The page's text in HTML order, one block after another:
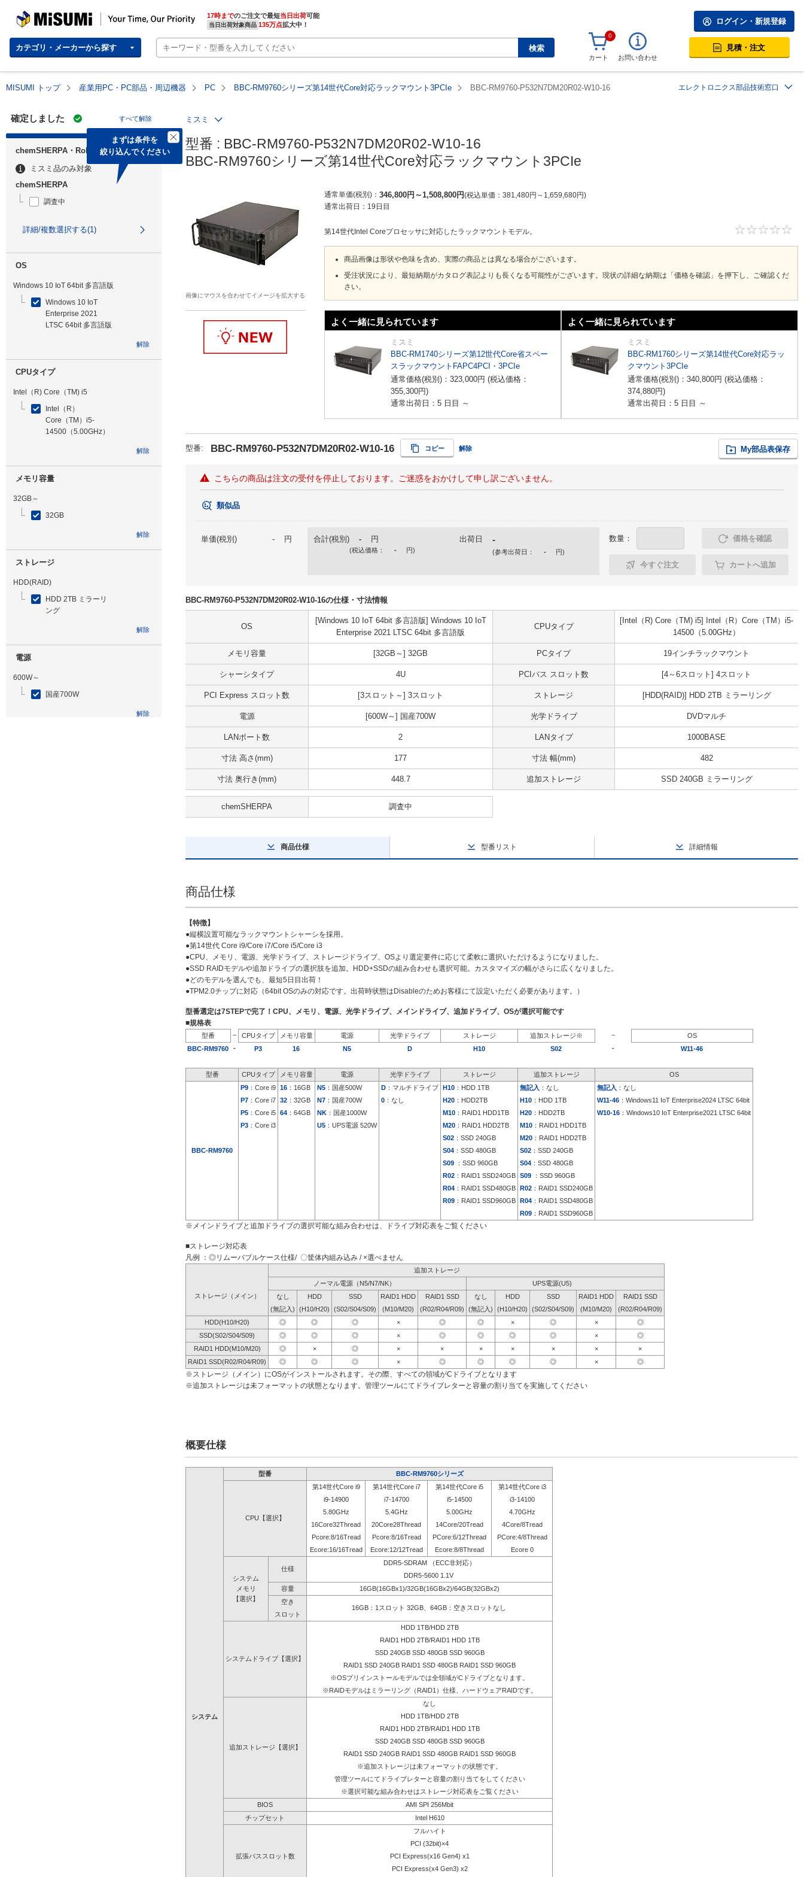
MISUMI | Your Time, Our Priority 17時までのご注文で最短当日出荷
当日出荷対象商品 135万点拡大中！
カテゴリ・メーカーから探す 検索
ログイン・新規登録
0
カート お問い合わせ
見積・注文
MISUMI トップ 産業用PC・PC部品・周辺機器 PC BBC-RM9760シリーズ第14世代Core対応ラックマウント3PCIe BBC-RM9760-P532N7DM20R02-W10-16 エレクトロニクス部品技術窓口
確定しました すべて解除
まずは条件を
絞り込んでください
chemSHERPA・RoHS
ミスミ品のみ対象
chemSHERPA
調査中
詳細/複数選択する(1)
OS
Windows 10 IoT 64bit 多言語版
Windows 10 IoT
Enterprise 2021
LTSC 64bit 多言語版
解除
CPUタイプ
Intel（R) Core（TM) i5
Intel（R）
Core（TM）i5-
14500（5.00GHz）
解除
メモリ容量
32GB～
32GB
解除
ストレージ
HDD(RAID)
HDD 2TB ミラーリ
ング
解除
電源
600W～
国産700W
解除
ミスミ
型番 : BBC-RM9760-P532N7DM20R02-W10-16
BBC-RM9760シリーズ第14世代Core対応ラックマウント3PCIe
画像にマウスを合わせてイメージを拡大する
通常単価(税別) 346,800円 ～1,508,800円 税込単価 381,480円 ～ 1,659,680円
通常出荷日： 19日目
第14世代Intel Coreプロセッサに対応したラックマウントモデル。
商品画像は形状や色味を含め、実際の商品とは異なる場合がございます。
受注状況により、最短納期がカタログ表記よりも長くなる可能性がございます。現状の詳細な納期は「価格を確認」を押下し、ご確認くだ
さい。
よく一緒に見られています
ミスミ
BBC-RM1740シリーズ第12世代Core省スペー
スラックマウントFAPC4PCI・3PCIe
通常価格(税別)： 323,000円 (税込価格：
355,300円)
通常出荷日：5 日目 ～
よく一緒に見られています
ミスミ
BBC-RM1760シリーズ第14世代Core対応ラッ
クマウント3PCIe
通常価格(税別)： 340,800円 (税込価格：
374,880円)
通常出荷日：5 日目 ～
型番: BBC-RM9760-P532N7DM20R02-W10-16 コピー 解除 My部品表保存
こちらの商品は注文の受付を停止しております。ご迷惑をおかけして申し訳ございません。
類似品
単価(税別) - 円 合計(税別) - 円
(税込価格： - 円)
出荷日 -
(参考出荷日： - 円)
数量： 価格を確認
今すぐ注文 カートへ追加
BBC-RM9760-P532N7DM20R02-W10-16の仕様・寸法情報
OS
[Windows 10 IoT 64bit 多言語版] Windows 10 IoT
Enterprise 2021 LTSC 64bit 多言語版
CPUタイプ
[Intel（R) Core（TM) i5] Intel（R）Core（TM）i5-
14500（5.00GHz）
メモリ容量 [32GB～] 32GB PCタイプ 19インチラックマウント
シャーシタイプ 4U PCIバス スロット数 [4～6スロット] 4スロット
PCI Express スロット数 [3スロット～] 3スロット ストレージ [HDD(RAID)] HDD 2TB ミラーリング
電源 [600W～] 国産700W 光学ドライブ DVDマルチ
LANポート数 2 LANタイプ 1000BASE
寸法 高さ(mm) 177 寸法 幅(mm) 482
寸法 奥行き(mm) 448.7 追加ストレージ SSD 240GB ミラーリング
chemSHERPA 調査中
商品仕様 型番リスト 詳細情報
商品仕様
【特徴】
●縦横設置可能なラックマウントシャーシを採用。
●第14世代 Core i9/Core i7/Core i5/Core i3
●CPU、メモリ、電源、光学ドライブ、ストレージドライブ、OSより選定要件に応じて柔軟に選択いただけるようになりました。
●SSD RAIDモデルや追加ドライブの選択肢を追加。HDD+SSDの組み合わせも選択可能。カスタマイズの幅がさらに広くなりました。
●どのモデルを選んでも、最短5日目出荷！
●TPM2.0チップに対応（64bit OSのみの対応です。出荷時状態はDisableのためお客様にて設定いただく必要があります。）
型番選定は7STEPで完了！CPU、メモリ、電源、光学ドライブ、メインドライブ、追加ドライブ、OSが選択可能です
■規格表
型番 − CPUタイプ メモリ容量 電源 光学ドライブ ストレージ 追加ストレージ※ −
OS
BBC-RM9760
- P3 16 N5 D H10 S02 - W11-46
型番 CPUタイプ メモリ容量 電源 光学ドライブ ストレージ 追加ストレージ OS
BBC-RM9760
P9 ：Core i9 16 ：16GB N5 ：国産500W D ：マルチドライブ H10 ：HDD 1TB 無記入 ：なし 無記入 ：なし
P7 ：Core i7 32 ：32GB N7 ：国産700W 0 ：なし H20 ：HDD2TB H10 ：HDD 1TB W11-46 ：Windows11 IoT Enterprise2024 LTSC 64bit
P5 ：Core i5 64 ：64GB NK ：国産1000W M10 ：RAID1 HDD1TB H20 ：HDD2TB W10-16 ：Windows10 IoT Enterprise2021 LTSC 64bit
P3 ：Core i3 U5 ：UPS電源 520W M20 ：RAID1 HDD2TB M10 ：RAID1 HDD1TB
S02 ：SSD 240GB M20 ：RAID1 HDD2TB
S04 ：SSD 480GB S02 ：SSD 240GB
S09 ：SSD 960GB S04 ：SSD 480GB
R02 ：RAID1 SSD240GB S09 ：SSD 960GB
R04 ：RAID1 SSD480GB R02 ：RAID1 SSD240GB
R09 ：RAID1 SSD960GB R04 ：RAID1 SSD480GB
R09 ：RAID1 SSD960GB
※メインドライブと追加ドライブの選択可能な組み合わせは、ドライブ対応表をご覧ください
■ストレージ対応表
凡例 ：◎リムーバブルケース仕様/ 〇筐体内組み込み / ×選べません
追加ストレージ
ノーマル電源（N5/N7/NK）
UPS電源(U5)
ストレージ（メイン）
なし HDD SSD RAID1 HDD RAID1 SSD なし HDD SSD RAID1 HDD
RAID1 SSD
(無記入)
(H10/H20) (S02/S04/S09) (M10/M20) (R02/R04/R09) (無記入) (H10/H20) (S02/S04/S09) (M10/M20)
(R02/R04/R09)
HDD(H10/H20)
◎ ◎ ◎ × ◎ ◎ × ◎ ×
◎
SSD(S02/S04/S09)
◎ ◎ ◎ × ◎ ◎ ◎ ◎ ×
◎
RAID1 HDD(M10/M20)
◎ × ◎ × × × × × ×
×
RAID1 SSD(R02/R04/R09)
◎ ◎ ◎ × ◎ ◎ ◎ ◎ × ◎
※ストレージ（メイン）にOSがインストールされます。その際、すべての領域がCドライブとなります
※追加ストレージは未フォーマットの状態となります。管理ツールにてドライブレターと容量の割り当てを実施してください
概要仕様
システム
型番 BBC-RM9760シリーズ
CPU【選択】
第14世代Core i9 第14世代Core i7 第14世代Core i5
第14世代Core i3
i9-14900
i7-14700 i5-14500
i3-14100
5.80GHz
5.4GHz 5.00GHz
4.70GHz
16Core32Thread
20Core28Thread 14Core/20Tread
4Core/8Tread
Pcore:8/16Tread
Pcore:8/16Tread PCore:6/12Thread
PCore:4/8Thread
Ecore:16/16Tread
Ecore:12/12Tread Ecore:8/8Thread Ecore 0
システム
メモリ
【選択】
仕様
DDR5-SDRAM （ECC非対応）
DDR5-5600 1.1V
容量
16GB(16GBx1)/32GB(16GBx2)/64GB(32GBx2)
空き
16GB：1スロット 32GB、64GB：空きスロットなし
スロット
システムドライブ【選択】
HDD 1TB/HDD 2TB
RAID1 HDD 2TB/RAID1 HDD 1TB
SSD 240GB SSD 480GB SSD 960GB
RAID1 SSD 240GB RAID1 SSD 480GB RAID1 SSD 960GB
※OSプリインストールモデルでは全領域がCドライブとなります。
※RAIDモデルはミラーリング（RAID1）仕様、ハードウェアRAIDです。
追加ストレージ【選択】
なし
HDD 1TB/HDD 2TB
RAID1 HDD 2TB/RAID1 HDD 1TB
SSD 240GB SSD 480GB SSD 960GB
RAID1 SSD 240GB RAID1 SSD 480GB RAID1 SSD 960GB
※追加ストレージは未フォーマットの状態です。
管理ツールにてドライブレターと容量の割り当てをしてください
※選択可能な組み合わせはストレージ対応表をご覧ください
BIOS
AMI SPI 256Mbit
チップセット
Intel H610
拡張バススロット数
フルハイト
PCI (32bit)×4
PCI Express(x16 Gen4) x1
PCI Express(x4 Gen3) x2